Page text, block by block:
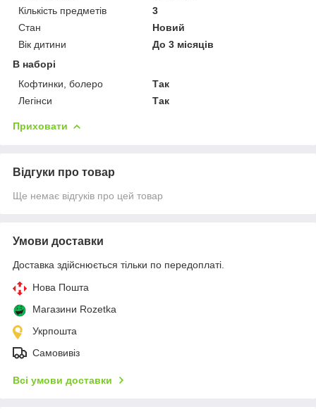
Кількість предметів
3
Стан
Новий
Вік дитини
До 3 місяців
В наборі
Кофтинки, болеро
Так
Легінси
Так
Приховати
Відгуки про товар
Ще немає відгуків про цей товар
Умови доставки
Доставка здійснюється тільки по передоплаті.
Нова Пошта
Магазини Rozetka
Укрпошта
Самовивіз
Всі умови доставки